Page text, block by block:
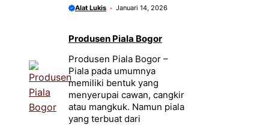
Alat Lukis Januari 14, 2026
Produsen Piala Bogor
Produsen Piala Bogor –
Piala pada umumnya
memiliki bentuk yang
menyerupai cawan, cangkir
atau mangkuk. Namun piala
yang terbuat dari